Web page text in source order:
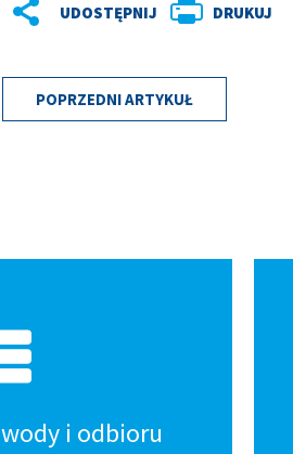
DRUKUJ
POPRZEDNI ARTYKUŁ
i odbioru